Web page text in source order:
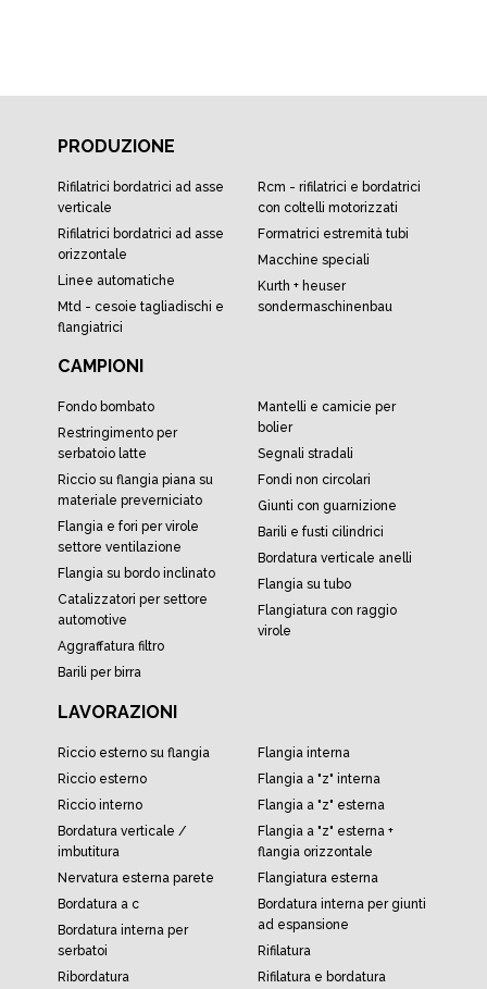
PRODUZIONE
rifilatrici bordatrici ad asse
verticale
rifilatrici bordatrici ad asse
orizzontale
linee automatiche
mtd - cesoie tagliadischi e
flangiatrici
rcm - rifilatrici e bordatrici
con coltelli motorizzati
formatrici estremità tubi
macchine speciali
kurth + heuser
sondermaschinenbau
CAMPIONI
fondo bombato
restringimento per
serbatoio latte
riccio su flangia piana su
materiale preverniciato
flangia e fori per virole
settore ventilazione
flangia su bordo inclinato
catalizzatori per settore
automotive
aggraffatura filtro
barili per birra
mantelli e camicie per
bolier
segnali stradali
fondi non circolari
giunti con guarnizione
barili e fusti cilindrici
bordatura verticale anelli
flangia su tubo
flangiatura con raggio
virole
LAVORAZIONI
riccio esterno su flangia
riccio esterno
riccio interno
bordatura verticale /
imbutitura
nervatura esterna parete
bordatura a c
bordatura interna per
serbatoi
ribordatura
flangia interna
flangia a "z" interna
flangia a "z" esterna
flangia a "z" esterna +
flangia orizzontale
flangiatura esterna
bordatura interna per giunti
ad espansione
rifilatura
rifilatura e bordatura